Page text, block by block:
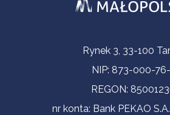
Informacje kontaktowe
Rynek 3, 33-100
NIP: 873-000-
REGON:
nr konta: Bank PEKAO